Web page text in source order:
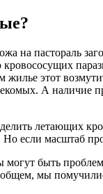
на пастораль
кровососущих
жилье этот
А наличие
летающих
если масштаб
могут быть
мы